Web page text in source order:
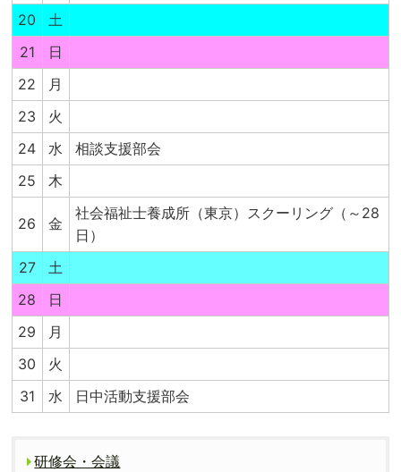
20
土
21
日
22
月
23
火
24
水
相談支援部会
25
木
26 金
社会福祉士養成所（東京）スクーリング（～28
日）
27
土
28
日
29
月
30
火
31
水 日中活動支援部会
研修会・会議